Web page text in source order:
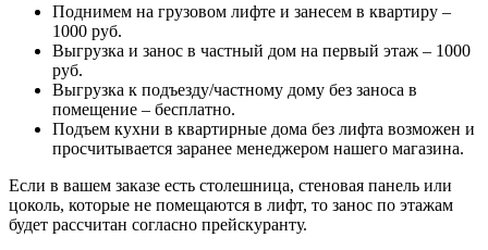
Поднимем на грузовом лифте и занесем в квартиру –
1000 руб.
Выгрузка и занос в частный дом на первый этаж – 1000
руб.
Выгрузка к подъезду/частному дому без заноса в
помещение – бесплатно.
Подъем кухни в квартирные дома без лифта возможен и
просчитывается заранее менеджером нашего магазина.
Если в вашем заказе есть столешница, стеновая панель или
цоколь, которые не помещаются в лифт, то занос по этажам
будет рассчитан согласно прейскуранту.